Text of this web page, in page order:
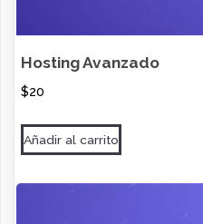
Hosting Avanzado
$20
Añadir al carrito